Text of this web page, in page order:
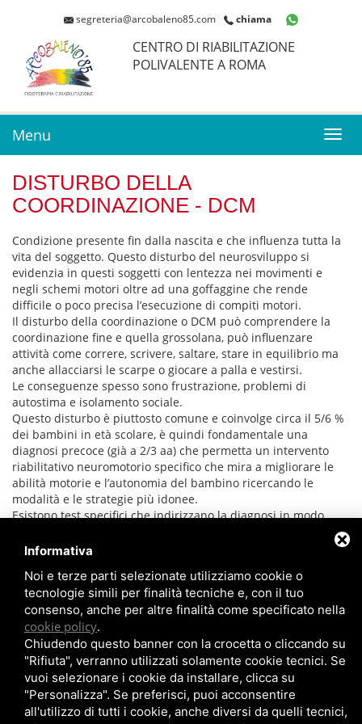
segreteria@arcobaleno85.com chiama
CENTRO DI RIABILITAZIONE
POLIVALENTE A ROMA
Menu
DISTURBO DELLA
COORDINAZIONE - DCM
Condizione presente fin dalla nascita e che influenza tutta la
vita del soggetto. Questo disturbo del neurosviluppo si
evidenzia in questi soggetti con lentezza nei movimenti e
negli schemi motori oltre ad una goffaggine che rende
difficile o poco precisa l’esecuzione di compiti motori.
Il disturbo della coordinazione o DCM può comprendere la
coordinazione fine e quella grossolana, può influenzare
attività come correre, scrivere, saltare, stare in equilibrio ma
anche allacciarsi le scarpe o giocare a palla e vestirsi.
Le conseguenze spesso sono frustrazione, problemi di
autostima e isolamento sociale.
Questo disturbo è piuttosto comune e coinvolge circa il 5/6 %
dei bambini in età scolare, è quindi fondamentale una
diagnosi precoce (già a 2/3 aa) che permetta un intervento
riabilitativo neuromotorio specifico che mira a migliorare le
abilità motorie e l’autonomia del bambino ricercando le
modalità e le strategie più idonee.
Esistono test specifici che indirizzano la diagnosi in modo
preciso e metodologie di trattamento che tenendo conto dei
più recenti studi neuro scientifici internazionali, affiancano il
l’impatto di questo disturbo nelle attività di vita quotidiana.
HOME CHI SIAMO
COSA CURIAMO
TECNICHE/TRATTAMENTI
APPROFONDIMENTI
DOCUMENTAZIONE
CONTATTI
Informativa
Noi e terze parti selezionate utilizziamo cookie o
tecnologie simili per finalità tecniche e, con il tuo
consenso, anche per altre finalità come specificato nella
cookie policy.
Chiudendo questo banner con la crocetta o cliccando su
"Rifiuta", verranno utilizzati solamente cookie tecnici. Se
vuoi selezionare i cookie da installare, clicca su
"Personalizza". Se preferisci, puoi acconsentire
all'utilizzo di tutti i cookie, anche diversi da quelli tecnici,